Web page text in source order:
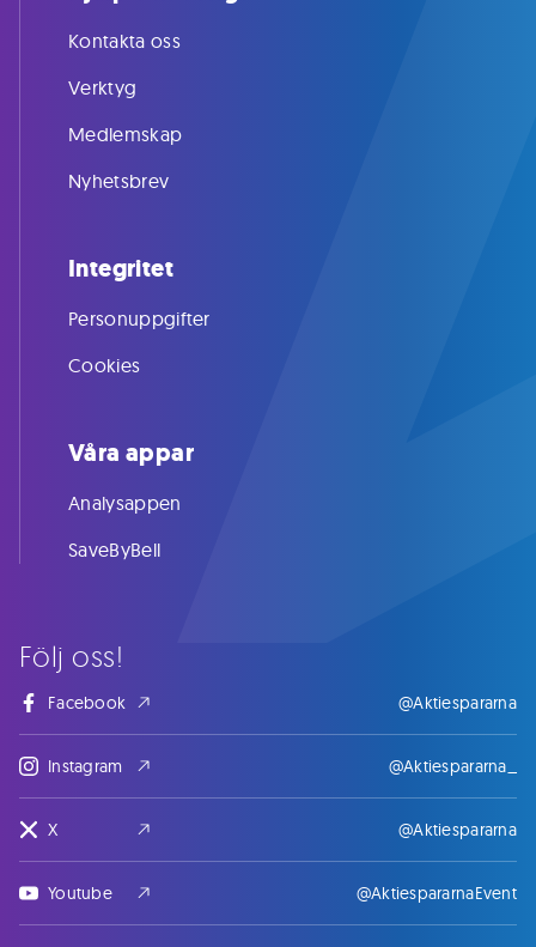
Följ oss!
Facebook @Aktiespararna
Instagram @Aktiespararna_
X @Aktiespararna
Youtube @AktiespararnaEvent
Kontakta oss
Verktyg
Medlemskap
Nyhetsbrev
Integritet
Personuppgifter
Cookies
Våra appar
Analysappen
SaveByBell